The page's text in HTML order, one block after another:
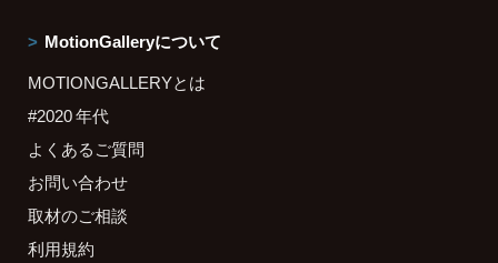
MotionGalleryについて
MOTIONGALLERYとは
#2020 年代
よくあるご質問
お問い合わせ
取材のご相談
利用規約